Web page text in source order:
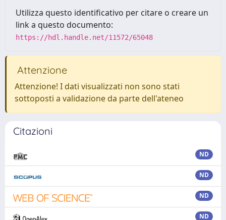
Utilizza questo identificativo per citare o creare un
link a questo documento:
https://hdl.handle.net/11572/65048
Attenzione
Attenzione! I dati visualizzati non sono stati
sottoposti a validazione da parte dell'ateneo
Citazioni
ND
ND
ND
ND